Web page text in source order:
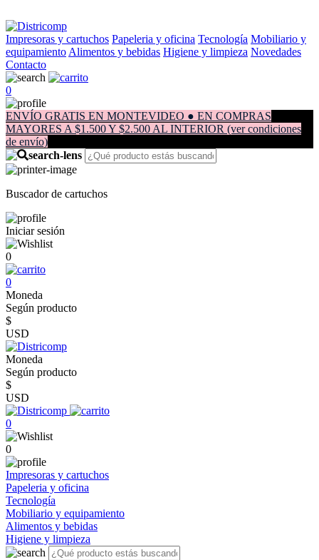
Impresoras y cartuchos Papeleria y oficina Tecnología Mobiliario y
equipamiento Alimentos y bebidas Higiene y limpieza Novedades
Contacto
0
ENVÍO GRATIS EN MONTEVIDEO ● EN COMPRAS
MAYORES A $1.500 Y $2.500 AL INTERIOR (ver condiciones
de envío)
Buscador de cartuchos
Iniciar sesión
0
0
Moneda
Según producto
$
USD
Moneda
Según producto
$
USD
0
0
Impresoras y cartuchos
Papeleria y oficina
Tecnología
Mobiliario y equipamiento
Alimentos y bebidas
Higiene y limpieza